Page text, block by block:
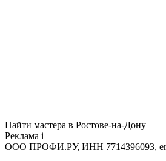
Найти мастера в Ростове-на-Дону
Реклама i
ООО ПРОФИ.РУ, ИНН 7714396093,